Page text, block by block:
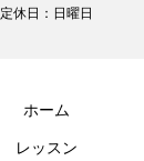
定休日：日曜日
ホーム
レッスン